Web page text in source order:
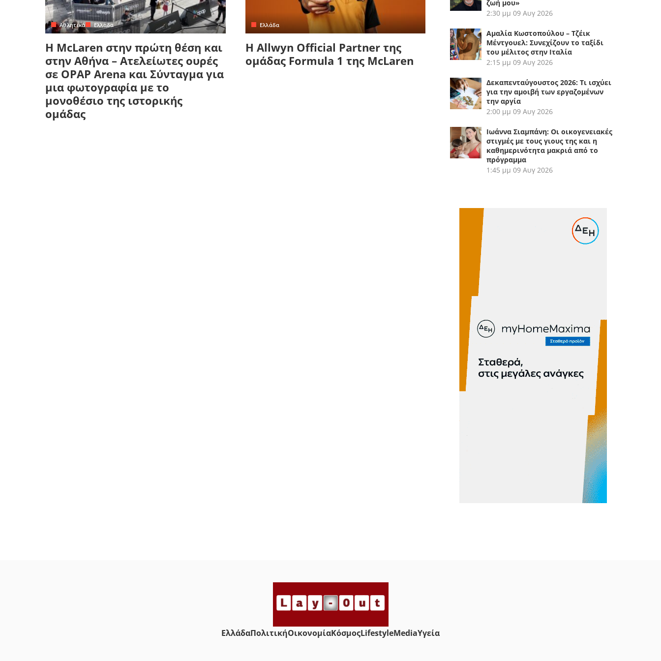
Κρήτη
Κυκλάδες
Πελοπόννησος
Αθλητικά Ελλάδα
H McLaren στην πρώτη θέση και
στην Αθήνα – Ατελείωτες ουρές
σε OPAP Arena και Σύνταγμα για
μια φωτογραφία με το
μονοθέσιο της ιστορικής
ομάδας
Ελλάδα
Η Allwyn Official Partner της
ομάδας Formula 1 της McLaren
ζωή μου»
2:30 μμ 09 Αυγ 2026
Αμαλία Κωστοπούλου – Τζέικ
Μέντγουελ: Συνεχίζουν το ταξίδι
του μέλιτος στην Ιταλία
2:15 μμ 09 Αυγ 2026
Δεκαπενταύγουστος 2026: Τι ισχύει
για την αμοιβή των εργαζομένων
την αργία
2:00 μμ 09 Αυγ 2026
Ιωάννα Σιαμπάνη: Οι οικογενειακές
στιγμές με τους γιους της και η
καθημερινότητα μακριά από το
πρόγραμμα
1:45 μμ 09 Αυγ 2026
ΕλλάδαΠολιτικήΟικονομίαΚόσμοςLifestyleMediaYγεία